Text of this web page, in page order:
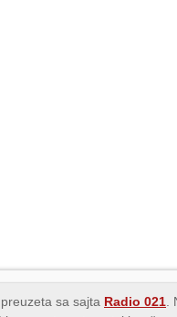
sa sajta Radio 021